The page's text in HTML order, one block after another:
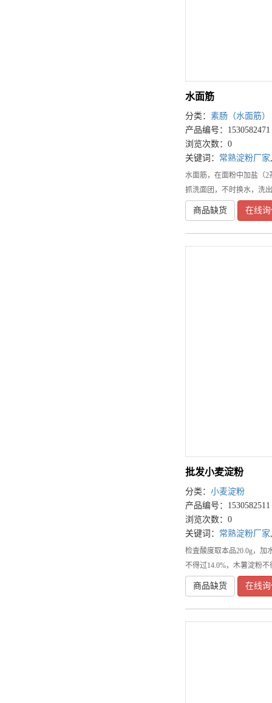
水面筋
分类： 素肠（水面筋）
产品编号：1530582471
浏览次数：0
关键词： 常熟淀粉厂家,
水面筋，在面粉中加盐（
抓洗面团，不时换水，洗
商品缺货 在线
批发小麦淀粉
分类： 小麦淀粉
产品编号：1530582511
浏览次数：0
关键词： 常熟淀粉厂家,
检査酸度取本品20.0g，加
不得过14.0%，木薯淀粉
商品缺货 在线